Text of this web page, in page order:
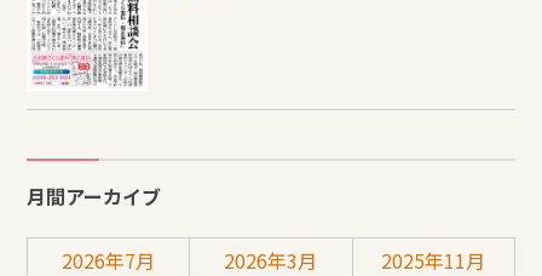
月間アーカイブ
2026年7月 2026年3月
2025年11月